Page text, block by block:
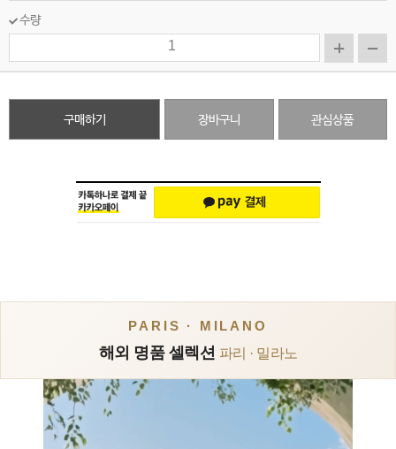
수량
구매하기 장바구니 관심상품
PARIS · MILANO
해외 명품 셀렉션 파리 · 밀라노